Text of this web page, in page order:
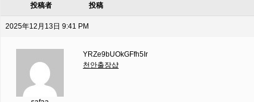
投稿者 投稿
2025年12月13日 9:41 PM
YRZe9bUOkGFfh5Ir
천안출장샵